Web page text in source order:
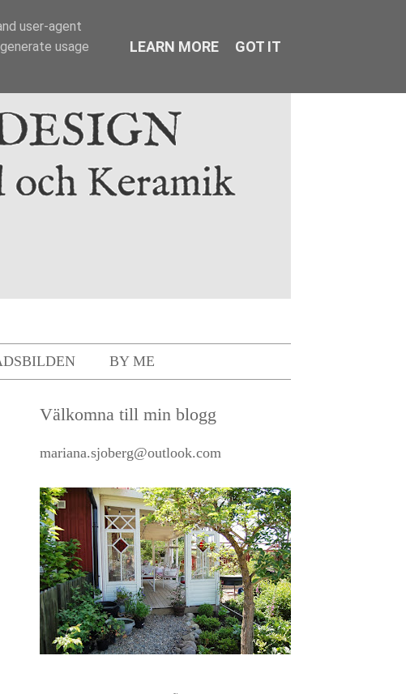
BY ME
Välkomna till min blogg
mariana.sjoberg@outlook.com
user-agent
usage
LEARN MORE GOT IT